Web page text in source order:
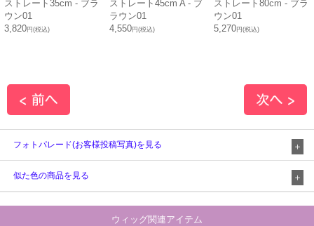
ストレート35cm - ブラ
ウン01
3,820円(税込)
ストレート45cm A - ブ
ラウン01
4,550円(税込)
ストレート80cm - ブラ
ウン01
5,270円(税込)
フォトパレード(お客様投稿写真)を見る
似た色の商品を見る
ウィッグ関連アイテム